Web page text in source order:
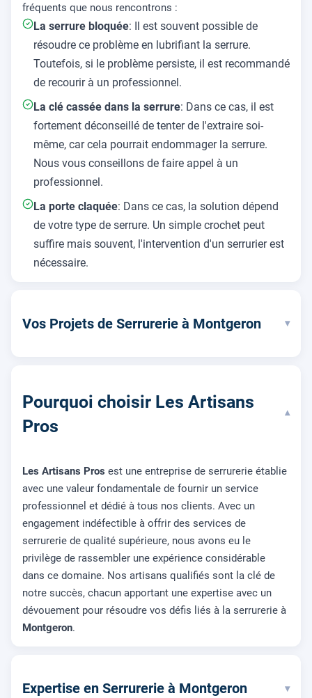
fréquents que nous rencontrons :
La serrure bloquée: Il est souvent possible de
résoudre ce problème en lubrifiant la serrure.
Toutefois, si le problème persiste, il est recommandé
de recourir à un professionnel.
La clé cassée dans la serrure: Dans ce cas, il est
fortement déconseillé de tenter de l'extraire soi-
même, car cela pourrait endommager la serrure.
Nous vous conseillons de faire appel à un
professionnel.
La porte claquée: Dans ce cas, la solution dépend
de votre type de serrure. Un simple crochet peut
suffire mais souvent, l'intervention d'un serrurier est
nécessaire.
Vos Projets de Serrurerie à Montgeron ▾
Pourquoi choisir Les Artisans
Pros
▾
Les Artisans Pros est une entreprise de serrurerie établie
avec une valeur fondamentale de fournir un service
professionnel et dédié à tous nos clients. Avec un
engagement indéfectible à offrir des services de
serrurerie de qualité supérieure, nous avons eu le
privilège de rassembler une expérience considérable
dans ce domaine. Nos artisans qualifiés sont la clé de
notre succès, chacun apportant une expertise avec un
dévouement pour résoudre vos défis liés à la serrurerie à
Montgeron.
Expertise en Serrurerie à Montgeron ▾